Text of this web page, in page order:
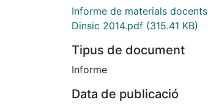
Informe de materials docents
Dinsic 2014.pdf (315.41 KB)
Tipus de document
Informe
Data de publicació